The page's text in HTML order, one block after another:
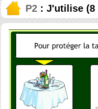
P2 : J'utilise (8